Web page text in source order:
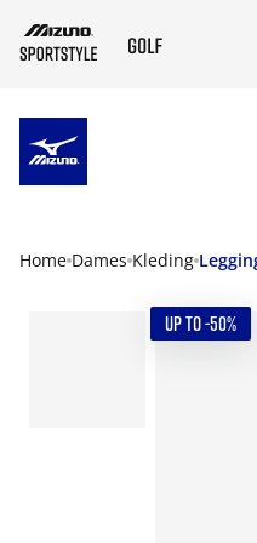
Home Dames Kleding
UP TO -50%